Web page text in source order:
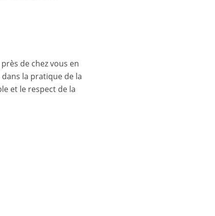
de chez vous en
la pratique de la
et le respect de la